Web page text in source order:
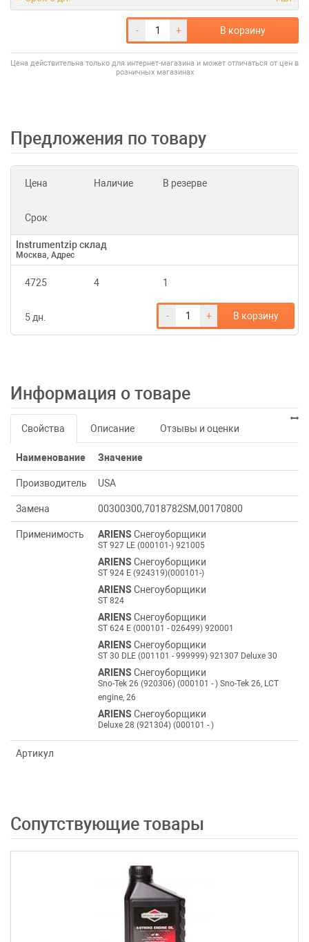
- + В корзину
Цена действительна только для интернет-магазина и может отличаться от цен в
розничных магазинах
Предложения по товару
Цена Наличие В резерве
Срок
Instrumentzip склад
Москва, Адрес
4725 4 1
5 дн. - + В корзину
Информация о товаре
Свойства Описание Отзывы и оценки
Наименование Значение
Производитель USA
Замена 00300300,7018782SM,00170800
Применимость ARIENS Снегоуборщики
ST 927 LE (000101-) 921005
ARIENS Снегоуборщики
ST 924 E (924319)(000101-)
ARIENS Снегоуборщики
ST 824
ARIENS Снегоуборщики
ST 624 E (000101 - 026499) 920001
ARIENS Снегоуборщики
ST 30 DLE (001101 - 999999) 921307 Deluxe 30
ARIENS Снегоуборщики
Sno-Tek 26 (920306) (000101 - ) Sno-Tek 26, LCT
engine, 26
ARIENS Снегоуборщики
Deluxe 28 (921304) (000101 - )
Артикул
Сопутствующие товары